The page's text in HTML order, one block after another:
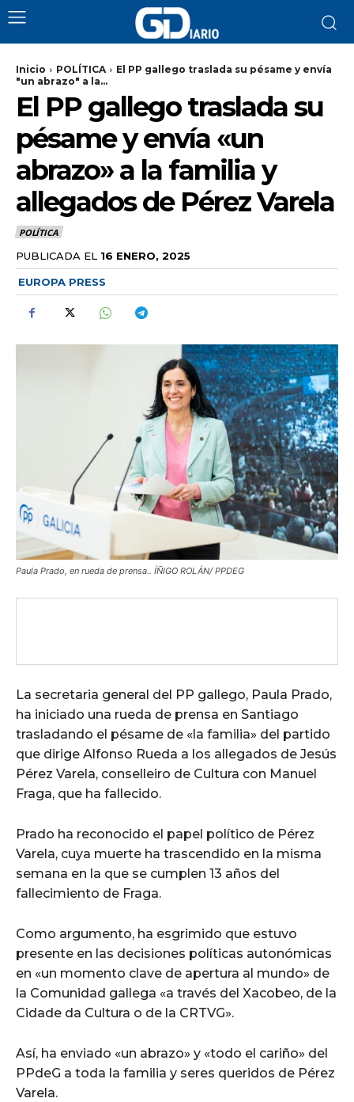
Inicio POLÍTICA
El PP gallego traslada su pésame y envía
"un abrazo" a la...
El PP gallego traslada su
pésame y envía «un
abrazo» a la familia y
allegados de Pérez Varela
POLÍTICA
PUBLICADA EL 16 ENERO, 2025
EUROPA PRESS
Paula Prado, en rueda de prensa.. ÍÑIGO ROLÁN/ PPDEG
La secretaria general del PP gallego, Paula Prado,
ha iniciado una rueda de prensa en Santiago
trasladando el pésame de «la familia» del partido
que dirige Alfonso Rueda a los allegados de Jesús
Pérez Varela, conselleiro de Cultura con Manuel
Fraga, que ha fallecido.
Prado ha reconocido el papel político de Pérez
Varela, cuya muerte ha trascendido en la misma
semana en la que se cumplen 13 años del
fallecimiento de Fraga.
Como argumento, ha esgrimido que estuvo
presente en las decisiones políticas autonómicas
en «un momento clave de apertura al mundo» de
la Comunidad gallega «a través del Xacobeo, de la
Cidade da Cultura o de la CRTVG».
Así, ha enviado «un abrazo» y «todo el cariño» del
PPdeG a toda la familia y seres queridos de Pérez
Varela.